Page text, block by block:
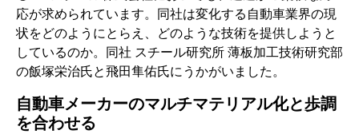
応が求められています。同社は変化する自動車業界の現
状をどのようにとらえ、どのような技術を提供しようと
しているのか。同社 スチール研究所 薄板加工技術研究部
の飯塚栄治氏と飛田隼佑氏にうかがいました。
自動車メーカーのマルチマテリアル化と歩調
を合わせる